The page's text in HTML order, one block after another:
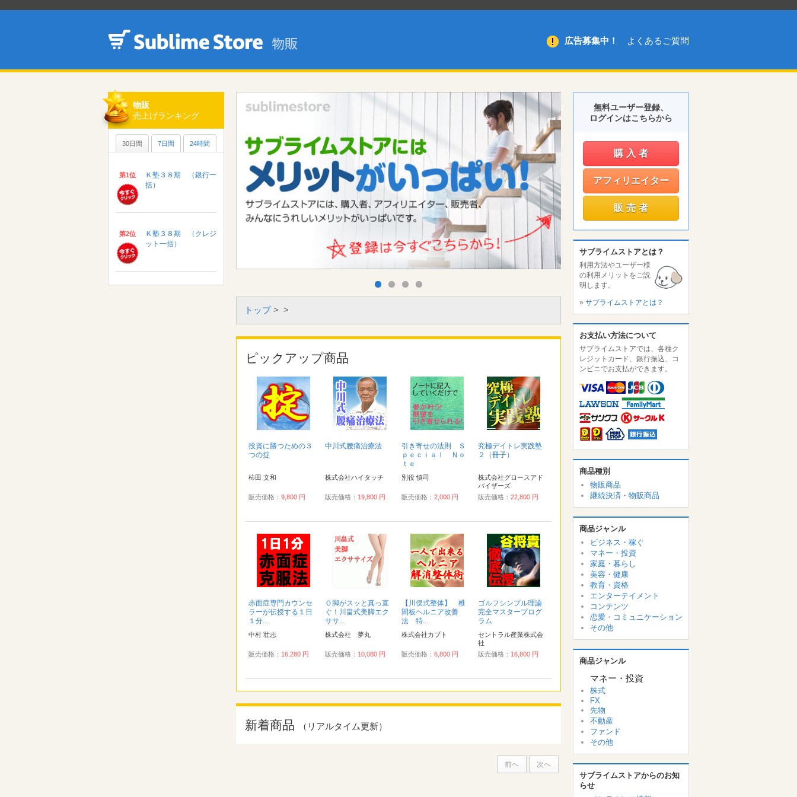
よくあるご質問
広告募集中！
物販
売上げランキング
30日間 7日間 24時間
第1位
Ｋ塾３８期 （銀行一
括）
第2位
Ｋ塾３８期 （クレジ
ット一括）
トップ> >
ピックアップ商品
投資に勝つための３
つの掟
柿田 文和
販売価格： 9,800 円
中川式腰痛治療法
株式会社ハイタッチ
販売価格： 19,800 円
引き寄せの法則 Ｓ
ｐｅｃｉａｌ Ｎｏ
ｔｅ
別役 慎司
販売価格： 2,000 円
究極デイトレ実践塾
２（冊子）
株式会社グロースアド
バイザーズ
販売価格：22,800 円
赤面症専門カウンセ
ラーが伝授する１日
１分...
中村 壮志
販売価格： 16,280 円
Ｏ脚がスッと真っ直
ぐ！川畠式美脚エク
ササ...
株式会社 夢丸
販売価格： 10,080 円
【川俣式整体】 椎
間板ヘルニア改善
法 特...
株式会社カブト
販売価格： 6,800 円
ゴルフシンプル理論
完全マスタープログ
ラム
セントラル産業株式会
社
販売価格： 16,800 円
新着商品 （リアルタイム更新）
前へ 次へ
無料ユーザー登録、
ログインはこちらから
購入者
アフィリエイター
販売者
サブライムストアとは？
利用方法やユーザー様
の利用メリットをご説
明します。
» サブライムストアとは？
お支払い方法について
サブライムストアでは、各種ク
レジットカード、銀行振込、コ
ンビニでお支払ができます。
商品種別
物販商品
継続決済・物販商品
商品ジャンル
ビジネス・稼ぐ
マネー・投資
家庭・暮らし
美容・健康
教育・資格
エンターテイメント
コンテンツ
恋愛・コミュニケーション
その他
商品ジャンル
マネー・投資
株式
FX
先物
不動産
ファンド
その他
サブライムストアからのお知
らせ